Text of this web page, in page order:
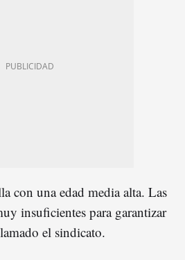
con una edad media alta. Las
insuficientes para garantizar
el sindicato.